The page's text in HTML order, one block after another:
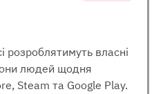
розроблятимуть власні
людей щодня
Steam та Google Play.